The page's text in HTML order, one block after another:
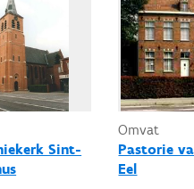
Sint-
Omvat
Pastorie
Eel